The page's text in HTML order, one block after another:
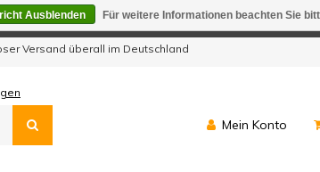
Versand überall im Deutschland
Mein Konto
Ausblenden Für weitere Informationen beachten Sie
Bestellungen werden geliefert.